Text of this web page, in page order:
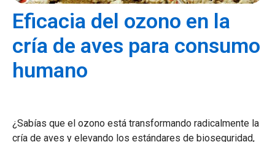
Eficacia del ozono en la
cría de aves para consumo
humano
¿Sabías que el ozono está transformando radicalmente la
cría de aves y elevando los estándares de bioseguridad,